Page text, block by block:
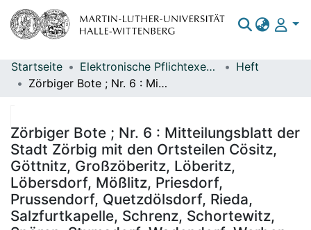
Bereiche & Sammlungen
Statistiken
Startseite Elektronische Pflichtexemplare
Heft
Zörbiger Bote ; Nr. 6 : Mitteilungsblatt der Stadt Zörbig mit den Ortsteilen Cösitz, Göttnitz, Großzöberitz, Löberitz, Löbersdorf, Mößlitz, Priesdorf, Prussendorf, Quetzdölsdorf, Rieda, Salzfurtkapelle, Schrenz, Schortewitz, Spören, Stumsdorf, Wadendorf, Werben und Zörbig
Zörbiger Bote ; Nr. 6 : Mitteilungsblatt der
Stadt Zörbig mit den Ortsteilen Cösitz,
Göttnitz, Großzöberitz, Löberitz,
Löbersdorf, Mößlitz, Priesdorf,
Prussendorf, Quetzdölsdorf, Rieda,
Salzfurtkapelle, Schrenz, Schortewitz,